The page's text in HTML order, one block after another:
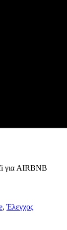
για AIRBNB
,Έλεγχος